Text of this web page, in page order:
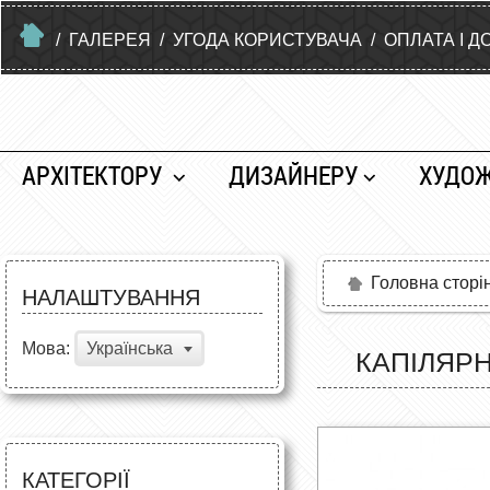
/ ГАЛЕРЕЯ / УГОДА КОРИСТУВАЧА / ОПЛАТА І
АРХІТЕКТОРУ ДИЗАЙНЕРУ
НАЛАШТУВАННЯ
Мова: Українська
КАТЕГОРІЇ
Головна